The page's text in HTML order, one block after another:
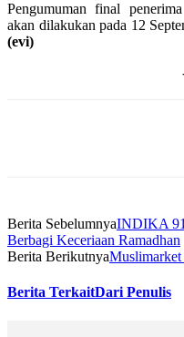
Pengumuman final
akan dilakukan pada 12
(evi)
Berita SebelumnyaINDIKA
Berbagi Keceriaan Ramadhan
Berita Berikutnya
Berita TerkaitDari Penulis